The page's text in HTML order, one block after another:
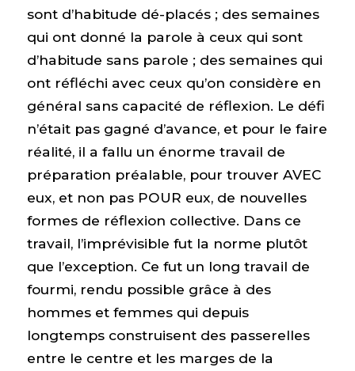
sont d’habitude dé-placés ; des semaines
qui ont donné la parole à ceux qui sont
d’habitude sans parole ; des semaines qui
ont réfléchi avec ceux qu’on considère en
général sans capacité de réflexion. Le défi
n’était pas gagné d’avance, et pour le faire
réalité, il a fallu un énorme travail de
préparation préalable, pour trouver AVEC
eux, et non pas POUR eux, de nouvelles
formes de réflexion collective. Dans ce
travail, l’imprévisible fut la norme plutôt
que l’exception. Ce fut un long travail de
fourmi, rendu possible grâce à des
hommes et femmes qui depuis
longtemps construisent des passerelles
entre le centre et les marges de la